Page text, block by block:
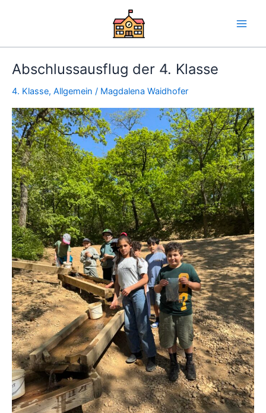
Abschlussausflug der 4. Klasse
4. Klasse, Allgemein / Magdalena Waidhofer
Abschlussausflug
4.
Klasse